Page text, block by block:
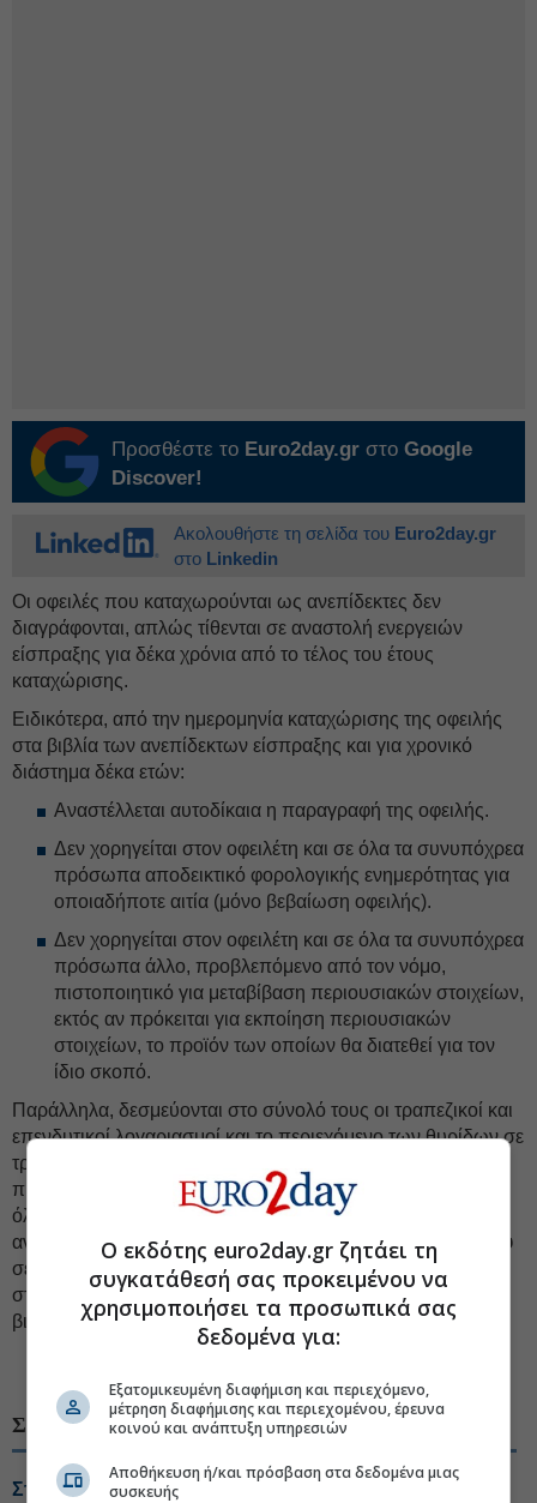
Προσθέστε το Euro2day.gr στο Google
Discover!
Ακολουθήστε τη σελίδα του Euro2day.gr
στο Linkedin
Οι οφειλές που καταχωρούνται ως ανεπίδεκτες δεν
διαγράφονται, απλώς τίθενται σε αναστολή ενεργειών
είσπραξης για δέκα χρόνια από το τέλος του έτους
καταχώρισης.
Ειδικότερα, από την ημερομηνία καταχώρισης της οφειλής
στα βιβλία των ανεπίδεκτων είσπραξης και για χρονικό
διάστημα δέκα ετών:
Αναστέλλεται αυτοδίκαια η παραγραφή της οφειλής.
Δεν χορηγείται στον οφειλέτη και σε όλα τα συνυπόχρεα
πρόσωπα αποδεικτικό φορολογικής ενημερότητας για
οποιαδήποτε αιτία (μόνο βεβαίωση οφειλής).
Δεν χορηγείται στον οφειλέτη και σε όλα τα συνυπόχρεα
πρόσωπα άλλο, προβλεπόμενο από τον νόμο,
πιστοποιητικό για μεταβίβαση περιουσιακών στοιχείων,
εκτός αν πρόκειται για εκποίηση περιουσιακών
στοιχείων, το προϊόν των οποίων θα διατεθεί για τον
ίδιο σκοπό.
Παράλληλα, δεσμεύονται στο σύνολό τους οι τραπεζικοί και
επενδυτικοί λογαριασμοί και το περιεχόμενο των θυρίδων σε
τράπεζες ή άλλα πιστωτικά ιδρύματα όλων των παραπάνω
προσώπων, ενώ το Δημόσιο διατηρεί το δικαίωμα λήψης
όλων των προβλεπόμενων από τις κείμενες διατάξεις
αναγκαστικών ή μη μέτρων καιδιενέργειας συμψηφισμού
σε περίπτωση διαπίστωσης ύπαρξης περιουσιακών
στοιχείων και μετά την καταχώριση της οφειλής στο ειδικό
βιβλίο ανεπίδεκτων είσπραξης.
ΣΧΕΤΙΚΑ ΘΕΜΑΤΑ
Στο μικροσκόπιο της ΑΑΔΕ και οι μικρές μεταφορές
Ο εκδότης euro2day.gr ζητάει τη
συγκατάθεσή σας προκειμένου να
χρησιμοποιήσει τα προσωπικά σας
δεδομένα για:
Εξατομικευμένη διαφήμιση και περιεχόμενο,
μέτρηση διαφήμισης και περιεχομένου, έρευνα
κοινού και ανάπτυξη υπηρεσιών
Αποθήκευση ή/και πρόσβαση στα δεδομένα μιας
συσκευής